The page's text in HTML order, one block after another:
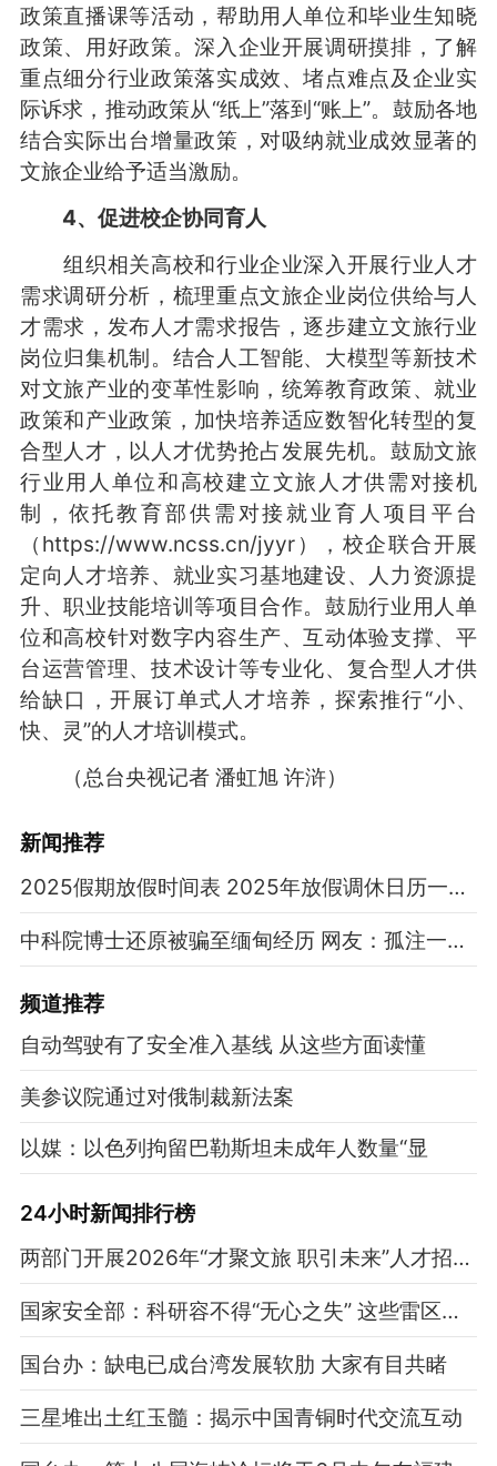
政策直播课等活动，帮助用人单位和毕业生知晓
政策、用好政策。深入企业开展调研摸排，了解
重点细分行业政策落实成效、堵点难点及企业实
际诉求，推动政策从“纸上”落到“账上”。鼓励各地
结合实际出台增量政策，对吸纳就业成效显著的
文旅企业给予适当激励。
4、促进校企协同育人
组织相关高校和行业企业深入开展行业人才
需求调研分析，梳理重点文旅企业岗位供给与人
才需求，发布人才需求报告，逐步建立文旅行业
岗位归集机制。结合人工智能、大模型等新技术
对文旅产业的变革性影响，统筹教育政策、就业
政策和产业政策，加快培养适应数智化转型的复
合型人才，以人才优势抢占发展先机。鼓励文旅
行业用人单位和高校建立文旅人才供需对接机
制，依托教育部供需对接就业育人项目平台
（https://www.ncss.cn/jyyr），校企联合开展
定向人才培养、就业实习基地建设、人力资源提
升、职业技能培训等项目合作。鼓励行业用人单
位和高校针对数字内容生产、互动体验支撑、平
台运营管理、技术设计等专业化、复合型人才供
给缺口，开展订单式人才培养，探索推行“小、
快、灵”的人才培训模式。
（总台央视记者 潘虹旭 许浒）
新闻推荐
2025假期放假时间表 2025年放假调休日历一览表
中科院博士还原被骗至缅甸经历 网友：孤注一掷现实版
频道推荐
自动驾驶有了安全准入基线 从这些方面读懂
美参议院通过对俄制裁新法案
以媒：以色列拘留巴勒斯坦未成年人数量“显
24小时新闻排行榜
两部门开展2026年“才聚文旅 职引未来”人才招聘专项行动
国家安全部：科研容不得“无心之失”​ 这些雷区勿踩
国台办：缺电已成台湾发展软肋 大家有目共睹
三星堆出土红玉髓：揭示中国青铜时代交流互动